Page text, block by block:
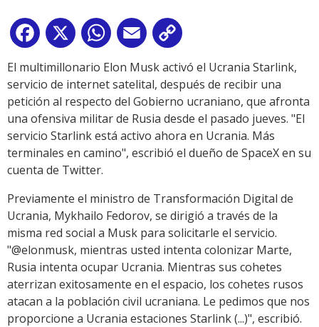
Facebook
X WhatsApp
Email
Link
El multimillonario Elon Musk activó el Ucrania Starlink,
servicio de internet satelital, después de recibir una
petición al respecto del Gobierno ucraniano, que afronta
una ofensiva militar de Rusia desde el pasado jueves. "El
servicio Starlink está activo ahora en Ucrania. Más
terminales en camino", escribió el dueño de SpaceX en su
cuenta de Twitter.
Previamente el ministro de Transformación Digital de
Ucrania, Mykhailo Fedorov, se dirigió a través de la
misma red social a Musk para solicitarle el servicio.
"@elonmusk, mientras usted intenta colonizar Marte,
Rusia intenta ocupar Ucrania. Mientras sus cohetes
aterrizan exitosamente en el espacio, los cohetes rusos
atacan a la población civil ucraniana. Le pedimos que nos
proporcione a Ucrania estaciones Starlink (...)", escribió.